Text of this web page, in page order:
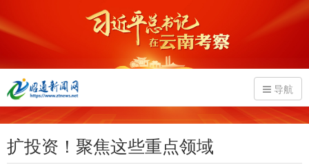
导航
扩投资！聚焦这些重点领域